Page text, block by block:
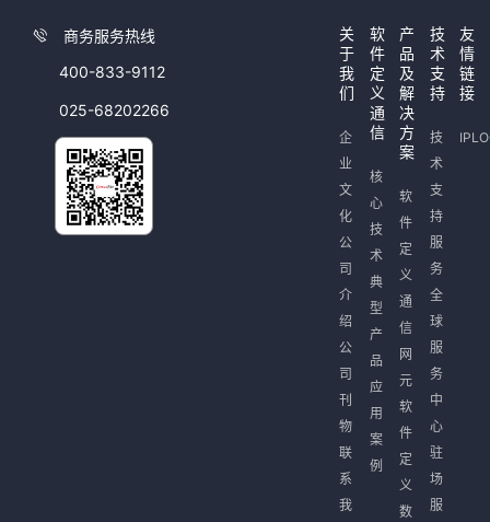
商务服务热线
400-833-9112
025-68202266
关
于
我
们
企
业
文
化
公
司
介
绍
公
司
刊
物
联
系
我
软
件
定
义
通
信
核
心
技
术
典
型
产
品
应
用
案
例
产
品
及
解
决
方
案
软
件
定
义
通
信
网
元
软
件
定
义
数
技
术
支
持
技
术
支
持
服
务
全
球
服
务
中
心
驻
场
服
友
情
链
接